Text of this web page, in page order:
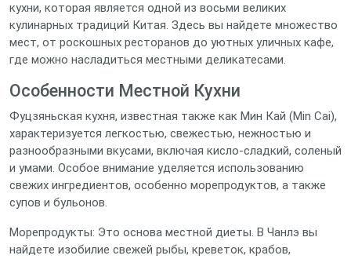
кухни, которая является одной из восьми великих
кулинарных традиций Китая. Здесь вы найдете множество
мест, от роскошных ресторанов до уютных уличных кафе,
где можно насладиться местными деликатесами.
Особенности Местной Кухни
Фуцзяньская кухня, известная также как Мин Кай (Min Cai),
характеризуется легкостью, свежестью, нежностью и
разнообразными вкусами, включая кисло-сладкий, соленый
и умами. Особое внимание уделяется использованию
свежих ингредиентов, особенно морепродуктов, а также
супов и бульонов.
Морепродукты: Это основа местной диеты. В Чанлэ вы
найдете изобилие свежей рыбы, креветок, крабов,